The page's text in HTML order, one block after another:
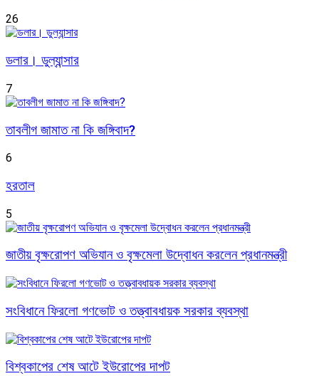
26
ডলার। ডুল্যান্সার
7
তাবলীগ জামাত না কি জঙ্গিবাদ?
6
হরতাল
5
জাতীয় বৃক্ষরোপণ অভিযান ও বৃক্ষমেলা উদ্বোধন করলেন প্রধানমন্ত্রী
সংবিধানে ফিরলো গণভোট ও তত্ত্বাবধায়ক সরকার ব্যবস্থা
বিশ্বকাপের শেষ আটে ইউরোপের দাপট